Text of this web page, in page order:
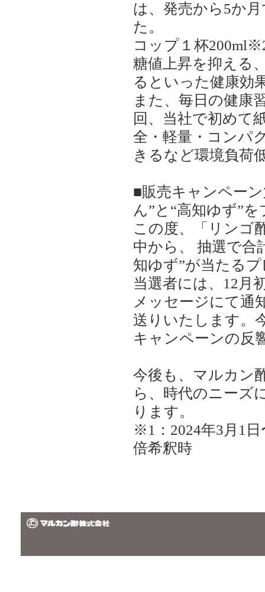
は、発売から5か
た。
コップ１杯
糖値上昇を抑える
るといった健康効
また、毎日の健康
回、当社で初めて
全・軽量・コンパ
きるなど環境負荷
■販売キャンペー
ん”と“高知ゆず”
この度、「リンゴ
中から、 抽選で合
知ゆず”が当たる
当選者には、12月
メッセージにて通
送りいたします。
キャンペーンの反
今後も、マルカン
ら、時代のニーズ
ります。
※1：2024年3月1
倍希釈時